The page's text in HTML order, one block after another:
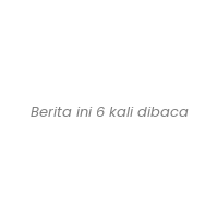
Berita ini 6 kali dibaca